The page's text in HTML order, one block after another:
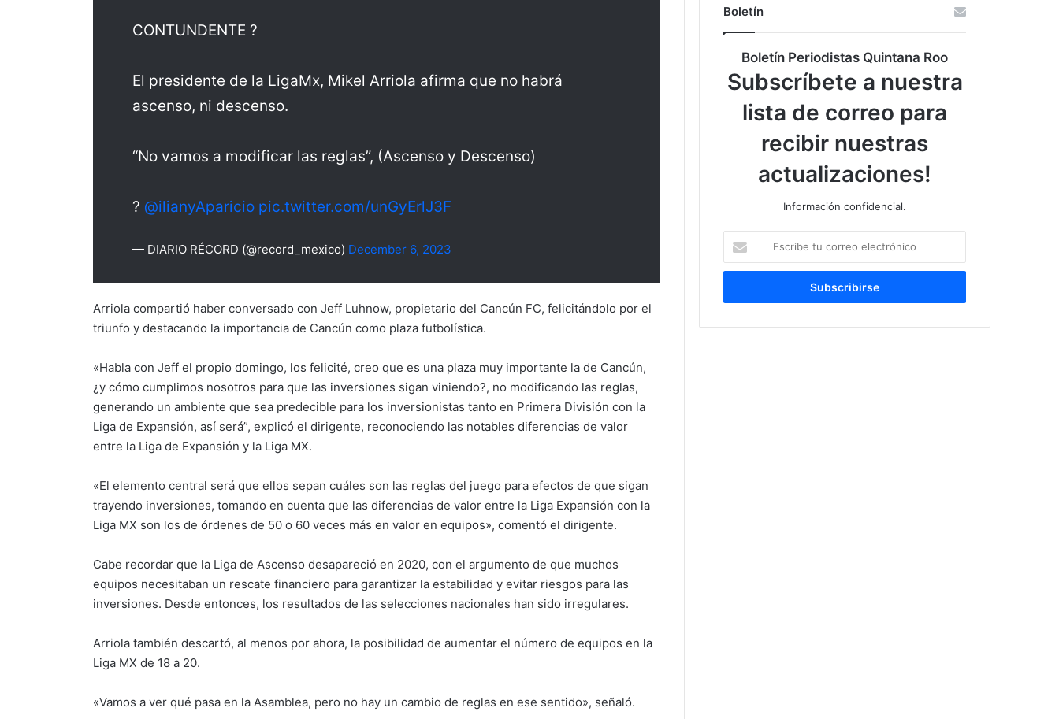
CONTUNDENTE ?
El presidente de la LigaMx, Mikel Arriola afirma que no habrá
ascenso, ni descenso.
“No vamos a modificar las reglas”, (Ascenso y Descenso)
? @ilianyAparicio pic.twitter.com/unGyErlJ3F
— DIARIO RÉCORD (@record_mexico) December 6, 2023
Arriola compartió haber conversado con Jeff Luhnow, propietario del Cancún FC, felicitándolo por el
triunfo y destacando la importancia de Cancún como plaza futbolística.
«Habla con Jeff el propio domingo, los felicité, creo que es una plaza muy importante la de Cancún,
¿y cómo cumplimos nosotros para que las inversiones sigan viniendo?, no modificando las reglas,
generando un ambiente que sea predecible para los inversionistas tanto en Primera División con la
Liga de Expansión, así será”, explicó el dirigente, reconociendo las notables diferencias de valor
entre la Liga de Expansión y la Liga MX.
«El elemento central será que ellos sepan cuáles son las reglas del juego para efectos de que sigan
trayendo inversiones, tomando en cuenta que las diferencias de valor entre la Liga Expansión con la
Liga MX son los de órdenes de 50 o 60 veces más en valor en equipos», comentó el dirigente.
Cabe recordar que la Liga de Ascenso desapareció en 2020, con el argumento de que muchos
equipos necesitaban un rescate financiero para garantizar la estabilidad y evitar riesgos para las
inversiones. Desde entonces, los resultados de las selecciones nacionales han sido irregulares.
Arriola también descartó, al menos por ahora, la posibilidad de aumentar el número de equipos en la
Liga MX de 18 a 20.
«Vamos a ver qué pasa en la Asamblea, pero no hay un cambio de reglas en ese sentido», señaló.
Boletín
Boletín Periodistas Quintana Roo
Subscríbete a nuestra
lista de correo para
recibir nuestras
actualizaciones!
Información confidencial.
tu
correo